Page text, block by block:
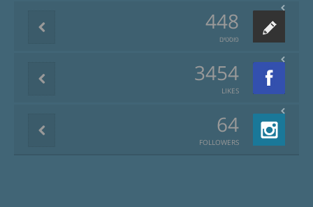
448
פוסטים
3454
LIKES
64
FOLLOWERS